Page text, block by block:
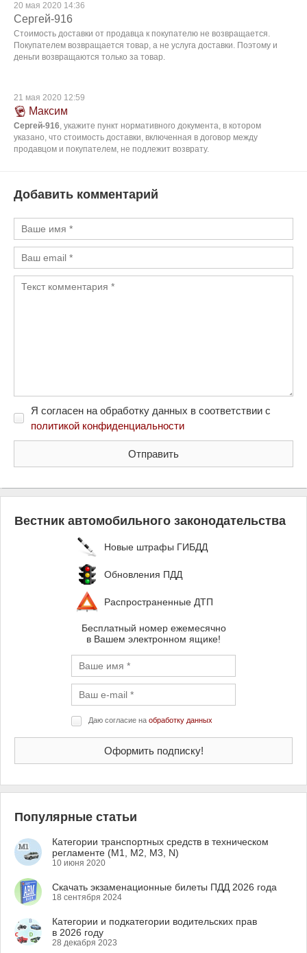
20 мая 2020 14:36
Сергей-916
Стоимость доставки от продавца к покупателю не возвращается.
Покупателем возвращается товар, а не услуга доставки. Поэтому и
деньги возвращаются только за товар.
21 мая 2020 12:59
Максим
Сергей-916, укажите пункт нормативного документа, в котором
указано, что стоимость доставки, включенная в договор между
продавцом и покупателем, не подлежит возврату.
Добавить комментарий
Я согласен на обработку данных в соответствии с
политикой конфиденциальности
Вестник автомобильного законодательства
Новые штрафы ГИБДД
Обновления ПДД
Распространенные ДТП
Бесплатный номер ежемесячно
в Вашем электронном ящике!
Даю согласие на обработку данных
Популярные статьи
Категории транспортных средств в техническом
регламенте (M1, M2, M3, N)
10 июня 2020
Скачать экзаменационные билеты ПДД 2026 года
18 сентября 2024
Категории и подкатегории водительских прав
в 2026 году
28 декабря 2023